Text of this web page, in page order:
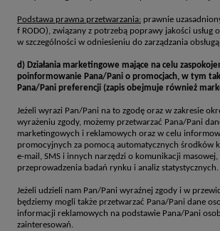
Podstawa prawna przetwarzania: prawnie
f RODO), związany z potrzebą poprawy jakości usług
w szczególności w odniesieniu do zarządzania
d) Działania marketingowe mające na celu
poinformowanie Pana/Pani o promocjach, w tym
Pana/Pani preferencji (zapis obejmuje również
Jeżeli wyrazi Pan/Pani na to zgodę oraz w zakresie
wyrażeniu zgody, możemy przetwarzać Pana/Pani
marketingowych i reklamowych oraz w celu
promocyjnych za pomocą automatycznych środków
e-mail, SMS i innych narzędzi o komunikacji
przeprowadzenia badań rynku i analiz statystycznych.
Jeżeli udzieli nam Pan/Pani wyraźnej zgody i w
będziemy mogli także przetwarzać Pana/Pani dane
informacji reklamowych na podstawie Pana/Pani
zainteresowań.